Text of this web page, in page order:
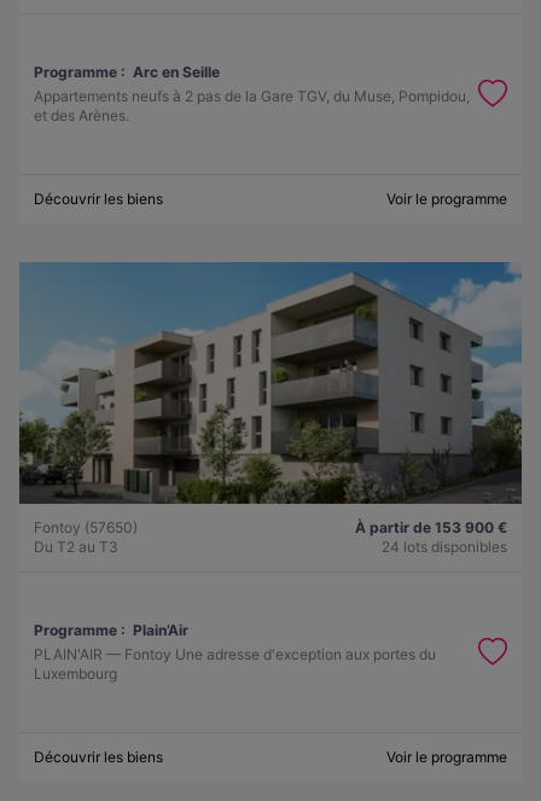
Programme : Arc en Seille
Appartements neufs à 2 pas de la Gare TGV, du Muse, Pompidou,
et des Arènes.
Découvrir les biens Voir le programme
Fontoy (57650)
Du T2 au T3
À partir de 153 900 €
24 lots disponibles
Programme : Plain’Air
PLAIN'AIR — Fontoy Une adresse d'exception aux portes du
Luxembourg
Découvrir les biens Voir le programme